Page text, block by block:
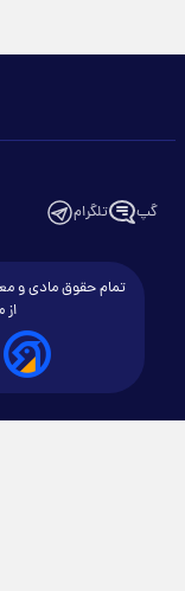
گپ تلگرام
تمام حقوق مادی و
از